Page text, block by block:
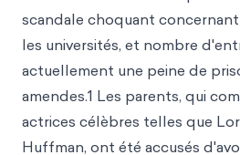
scandale choquant
les universités, et nombre
actuellement une peine de
amendes.1 Les parents, qui
actrices célèbres telles que
Huffman, ont été accusés